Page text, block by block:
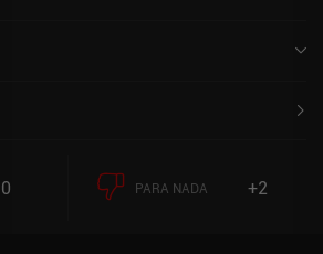
0 PARA NADA +2